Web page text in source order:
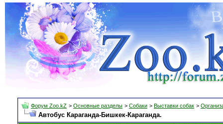
Форум Zoo.kZ > Основные разделы > Собаки > Выставки собак >
Автобус Караганда-Бишкек-Караганда.